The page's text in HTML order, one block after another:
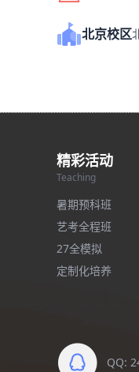
北京校区
精彩活动
Teaching
暑期预科班
艺考全程班
27全模拟
定制化培养
QQ: